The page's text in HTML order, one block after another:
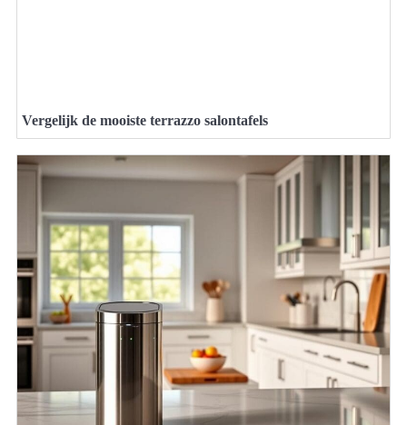
Vergelijk de mooiste terrazzo salontafels